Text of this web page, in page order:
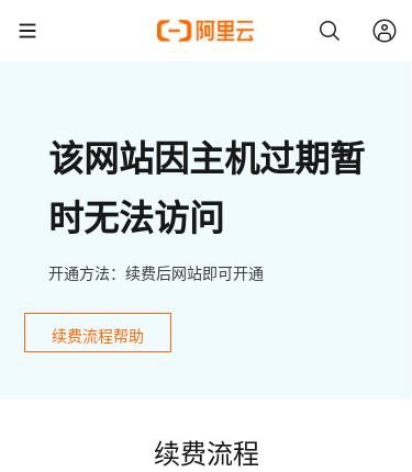
该网站因主机过期暂
时无法访问
开通方法：续费后网站即可开通
续费流程帮助
续费流程